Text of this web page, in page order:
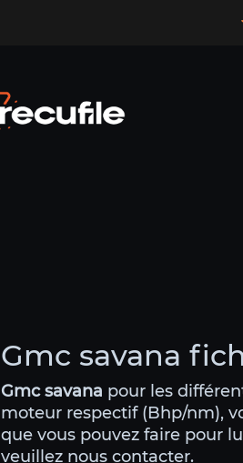
Gmc savana
Gmc savana pour les
moteur respectif (Bhp/nm),
que vous pouvez faire pour
veuillez nous contacter.